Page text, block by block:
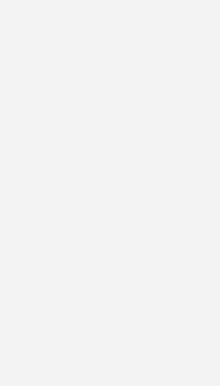
integrated into the